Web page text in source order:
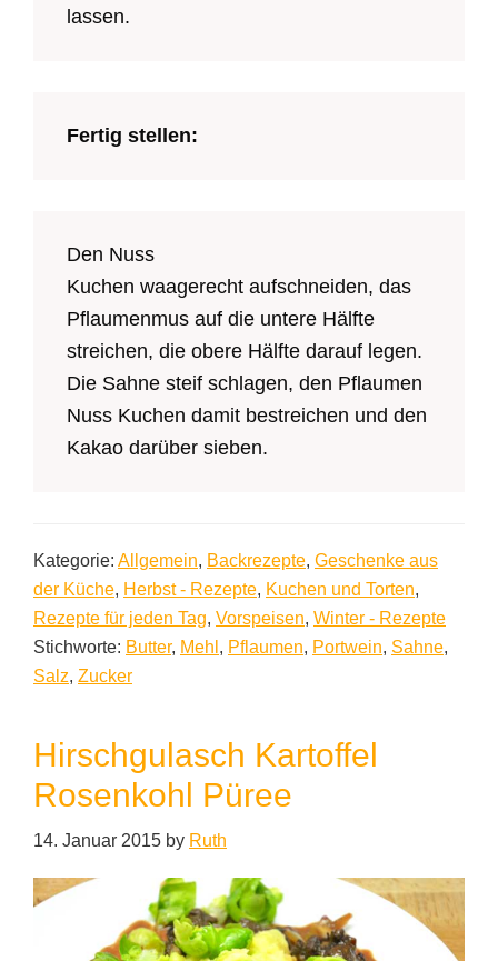
lassen.
Fertig stellen:
Den Nuss
Kuchen waagerecht aufschneiden, das
Pflaumenmus auf die untere Hälfte
streichen, die obere Hälfte darauf legen.
Die Sahne steif schlagen, den Pflaumen
Nuss Kuchen damit bestreichen und den
Kakao darüber sieben.
Kategorie: Allgemein, Backrezepte, Geschenke aus
der Küche, Herbst - Rezepte, Kuchen und Torten,
Rezepte für jeden Tag, Vorspeisen, Winter - Rezepte
Stichworte: Butter, Mehl , Pflaumen, Portwein, Sahne,
Salz, Zucker
Hirschgulasch Kartoffel
Rosenkohl Püree
14. Januar 2015 by Ruth